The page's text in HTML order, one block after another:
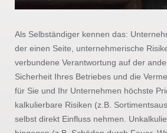
Als Selbständiger kennen das:
der einen Seite, unternehmerische
verbundene Verantwortung auf der
Sicherheit Ihres Betriebes und die
für Sie und Ihr Unternehmen höchste
kalkulierbare Risiken (z.B.
selbst direkt Einfluss nehmen.